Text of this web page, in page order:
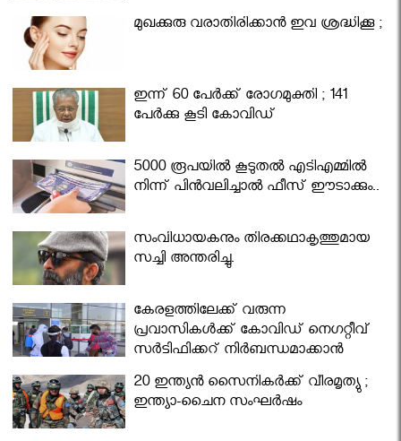
മുഖക്കുരു വരാതിരിക്കാന്‍ ഇവ ശ്രദ്ധിക്കൂ ;
ഇന്ന് 60 പേർക്ക് രോഗമുക്തി ; 141
പേര്‍ക്കു കൂടി കോവിഡ്
5000 രൂപയിൽ കൂടുതൽ എടിഎമ്മിൽ
നിന്ന് പിൻവലിച്ചാൽ ഫീസ് ഈടാക്കും..
സംവിധായകനും തിരക്കഥാകൃത്തുമായ
സച്ചി അന്തരിച്ചു.
കേരളത്തിലേക്ക് വരുന്ന
പ്രവാസികള്‍ക്ക് കോവിഡ് നെഗറ്റീവ്
സര്‍ട്ടിഫിക്കറ്റ് നിർബന്ധമാക്കാൻ
മന്ത്രിസഭ
20 ഇന്ത്യൻ സൈനികർക്ക് വീരമൃത്യു ;
ഇന്ത്യാ-ചൈന സംഘർഷം